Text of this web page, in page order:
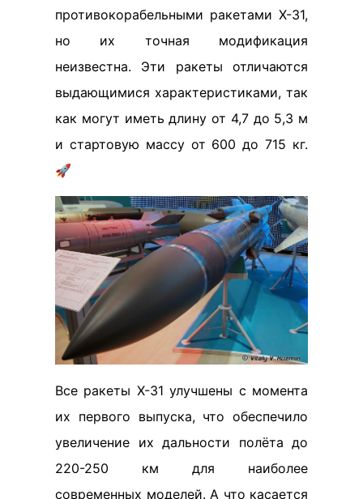
противокорабельными ракетами Х-31,
но их точная модификация
неизвестна. Эти ракеты отличаются
выдающимися характеристиками, так
как могут иметь длину от 4,7 до 5,3 м
и стартовую массу от 600 до 715 кг.
🚀
Все ракеты Х-31 улучшены с момента
их первого выпуска, что обеспечило
увеличение их дальности полёта до
220-250 км для наиболее
современных моделей. А что касается